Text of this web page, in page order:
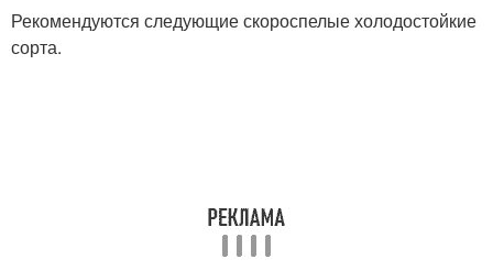
Рекомендуются следующие скороспелые холодостойкие
сорта.